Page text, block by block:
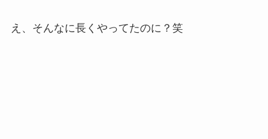
え、そんなに長くやってたのに？笑